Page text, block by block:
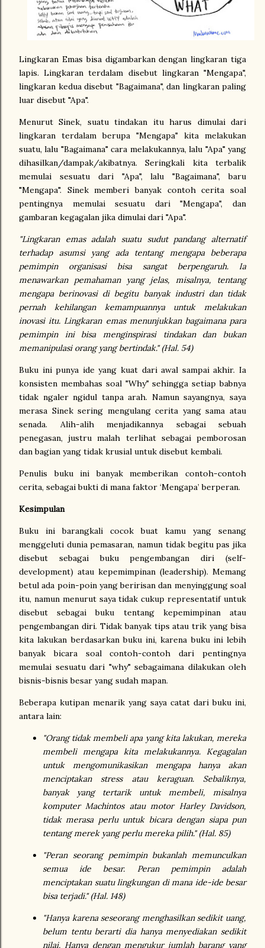
Lingkaran Emas bisa digambarkan dengan lingkaran tiga
lapis. Lingkaran terdalam disebut lingkaran "Mengapa",
lingkaran kedua disebut "Bagaimana", dan lingkaran paling
luar disebut "Apa".
Menurut Sinek, suatu tindakan itu harus dimulai dari
lingkaran terdalam berupa "Mengapa" kita melakukan
suatu, lalu "Bagaimana" cara melakukannya, lalu "Apa" yang
dihasilkan/dampak/akibatnya. Seringkali kita terbalik
memulai sesuatu dari "Apa", lalu "Bagaimana", baru
"Mengapa". Sinek memberi banyak contoh cerita soal
pentingnya memulai sesuatu dari "Mengapa", dan
gambaran kegagalan jika dimulai dari "Apa".
"Lingkaran emas adalah suatu sudut pandang alternatif
terhadap asumsi yang ada tentang mengapa beberapa
pemimpin organisasi bisa sangat berpengaruh. Ia
menawarkan pemahaman yang jelas, misalnya, tentang
mengapa berinovasi di begitu banyak industri dan tidak
pernah kehilangan kemampuannya untuk melakukan
inovasi itu. Lingkaran emas menunjukkan bagaimana para
pemimpin ini bisa menginspirasi tindakan dan bukan
memanipulasi orang yang bertindak." (Hal. 54)
Buku ini punya ide yang kuat dari awal sampai akhir. Ia
konsisten membahas soal "Why" sehingga setiap babnya
tidak ngaler ngidul tanpa arah. Namun sayangnya, saya
merasa Sinek sering mengulang cerita yang sama atau
senada. Alih-alih menjadikannya sebagai sebuah
penegasan, justru malah terlihat sebagai pemborosan
dan bagian yang tidak krusial untuk disebut kembali.
Penulis buku ini banyak memberikan contoh-contoh
cerita, sebagai bukti di mana faktor ‘Mengapa’ berperan.
Kesimpulan
Buku ini barangkali cocok buat kamu yang senang
menggeluti dunia pemasaran, namun tidak begitu pas jika
disebut sebagai buku pengembangan diri (self-
development) atau kepemimpinan (leadership). Memang
betul ada poin-poin yang beririsan dan menyinggung soal
itu, namun menurut saya tidak cukup representatif untuk
disebut sebagai buku tentang kepemimpinan atau
pengembangan diri. Tidak banyak tips atau trik yang bisa
kita lakukan berdasarkan buku ini, karena buku ini lebih
banyak bicara soal contoh-contoh dari pentingnya
memulai sesuatu dari "why" sebagaimana dilakukan oleh
bisnis-bisnis besar yang sudah mapan.
Beberapa kutipan menarik yang saya catat dari buku ini,
antara lain:
"Orang tidak membeli apa yang kita lakukan, mereka
membeli mengapa kita melakukannya. Kegagalan
untuk mengomunikasikan mengapa hanya akan
menciptakan stress atau keraguan. Sebaliknya,
banyak yang tertarik untuk membeli, misalnya
komputer Machintos atau motor Harley Davidson,
tidak merasa perlu untuk bicara dengan siapa pun
tentang merek yang perlu mereka pilih." (Hal. 85)
"Peran seorang pemimpin bukanlah memunculkan
semua ide besar. Peran pemimpin adalah
menciptakan suatu lingkungan di mana ide-ide besar
bisa terjadi." (Hal. 148)
"Hanya karena seseorang menghasilkan sedikit uang,
belum tentu berarti dia hanya menyediakan sedikit
nilai. Hanya dengan mengukur jumlah barang yang